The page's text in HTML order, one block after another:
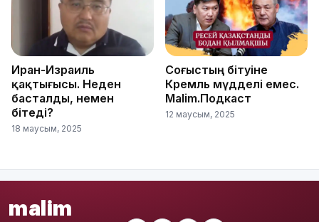
Иран-Израиль
қақтығысы. Неден
басталды, немен
бітеді?
18 маусым, 2025
Соғыстың бітуіне
Кремль мүдделі емес.
Malim.Подкаст
12 маусым, 2025
malim